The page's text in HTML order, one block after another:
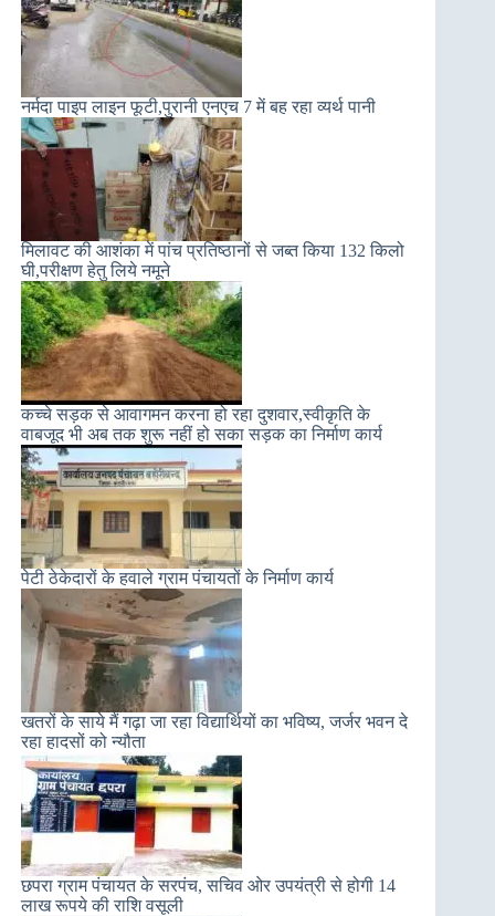
नर्मदा पाइप लाइन फूटी,पुरानी एनएच 7 में बह रहा व्यर्थ पानी
मिलावट की आशंका में पांच प्रतिष्ठानों से जब्त किया 132 किलो
घी,परीक्षण हेतु लिये नमूने
कच्चे सड़क से आवागमन करना हो रहा दुशवार,स्वीकृति के
वाबजूद भी अब तक शुरू नहीं हो सका सड़क का निर्माण कार्य
पेटी ठेकेदारों के हवाले ग्राम पंचायतों के निर्माण कार्य
खतरों के साये मैं गढ़ा जा रहा विद्यार्थियों का भविष्य, जर्जर भवन दे
रहा हादसों को न्यौता
छपरा ग्राम पंचायत के सरपंच, सचिव ओर उपयंत्री से होगी 14
लाख रूपये की राशि वसूली